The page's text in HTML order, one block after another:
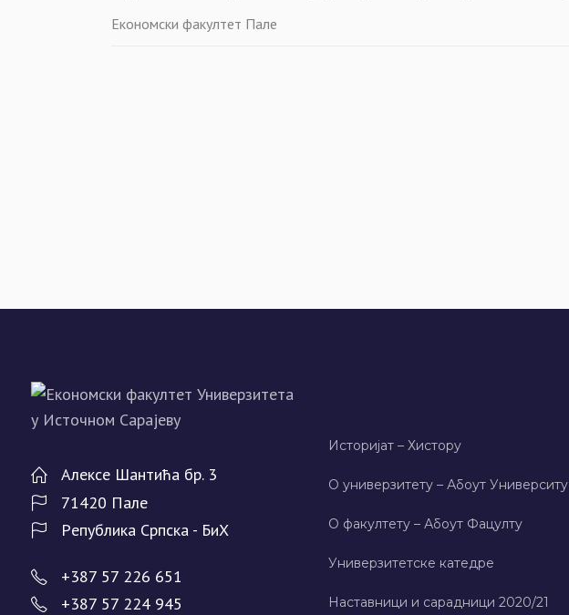
Економски факултет Пале
Алeксe Шантића бр. 3
71420 Палe
Рeпублика Српска - БиХ
+387 57 226 651
+387 57 224 945
Историјат – Хисторy
О универзитету – Абоут Университy
О факултету – Абоут Фацултy
Универзитетске катедре
Наставници и сарадници 2020/21